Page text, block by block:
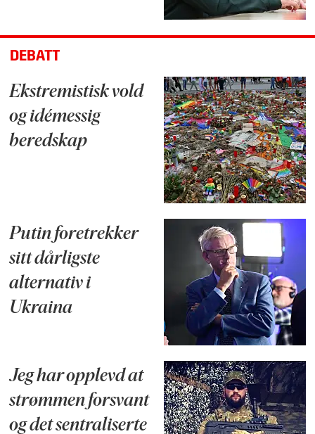
DEBATT
Ekstremistisk vold
og idémessig
beredskap
Putin foretrekker
sitt dårligste
alternativ i
Ukraina
Jeg har opplevd at
strømmen forsvant
og det sentraliserte